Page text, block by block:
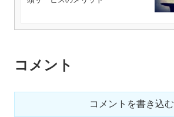
コメント
コメントを書き込む